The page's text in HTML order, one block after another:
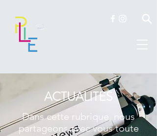
ACTUALITES
Dans cette rubrique, nous
partageons avec vous toute